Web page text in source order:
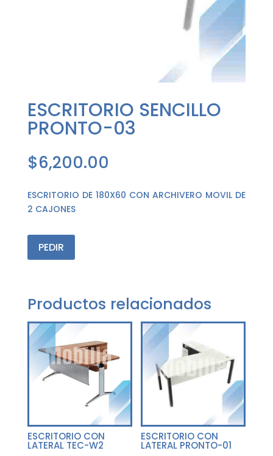
ESCRITORIO SENCILLO
PRONTO-03
$6,200.00
ESCRITORIO DE 180X60 CON ARCHIVERO MOVIL DE
2 CAJONES
PEDIR
Productos relacionados
ESCRITORIO CON
LATERAL TEC-W2
ESCRITORIO CON
LATERAL PRONTO-01